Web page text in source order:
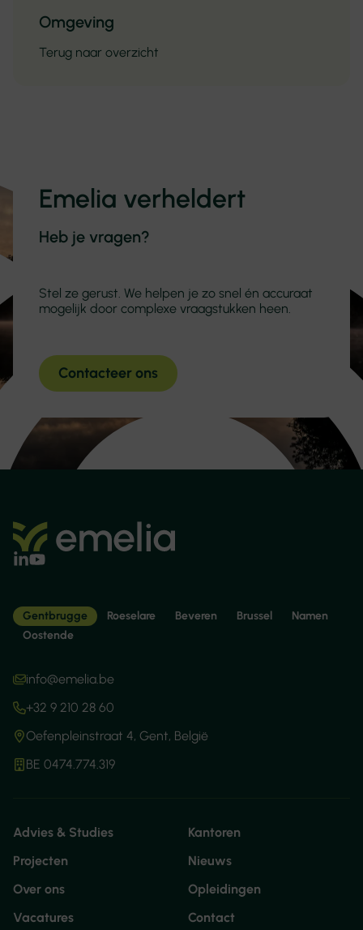
Omgeving
Terug naar overzicht
Emelia verheldert
Heb je vragen?
Stel ze gerust. We helpen je zo snel én accuraat
mogelijk door complexe vraagstukken heen.
Contacteer ons
Gentbrugge Roeselare Beveren Brussel
Namen
Oostende
info@emelia.be
+32 9 210 28 60
Oefenpleinstraat 4, Gent, België
BE 0474.774.319
Advies & Studies
Kantoren
Projecten
Nieuws
Over ons
Opleidingen
Vacatures
Contact